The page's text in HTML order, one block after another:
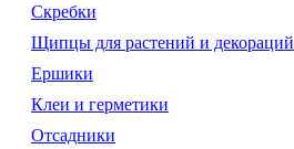
Скребки
Щипцы для растений и декораций
Ершики
Клеи и герметики
Отсадники